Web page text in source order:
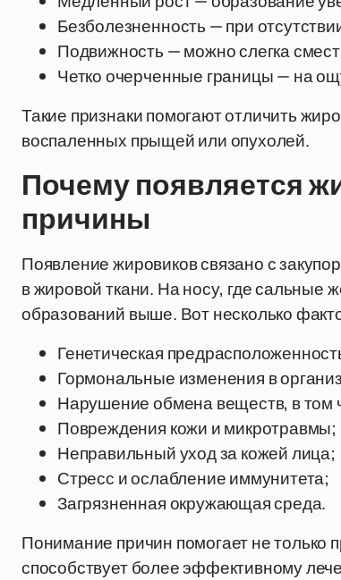
Безболезненность — при
Подвижность — можно слегка
Четко очерченные границы — на
Такие признаки помогают отличить
воспаленных прыщей или опухолей.
Почему появляется
причины
Появление жировиков связано с
в жировой ткани. На носу, где сальные
образований выше. Вот несколько
Генетическая
Гормональные изменения в
Нарушение обмена веществ, в том
Повреждения кожи и микротравмы;
Неправильный уход за кожей лица;
Стресс и ослабление иммунитета;
Загрязненная окружающая среда.
Понимание причин помогает не только
способствует более эффективному